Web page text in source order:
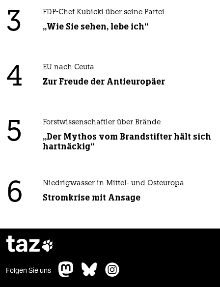
3 FDP-Chef Kubicki über seine Partei
„Wie Sie sehen, lebe ich“
4 EU nach Ceuta
Zur Freude der Antieuropäer
5 Forstwissenschaftler über Brände
„Der Mythos vom Brandstifter hält sich
hartnäckig“
6 Niedrigwasser in Mittel- und Osteuropa
Stromkrise mit Ansage
taz
Folgen Sie uns